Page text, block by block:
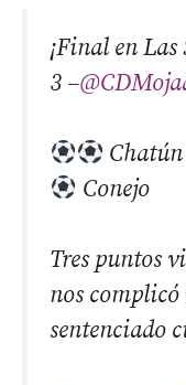
¡Final en
3 –
Chatún
Conejo
Tres puntos
nos complicó
sentenciado